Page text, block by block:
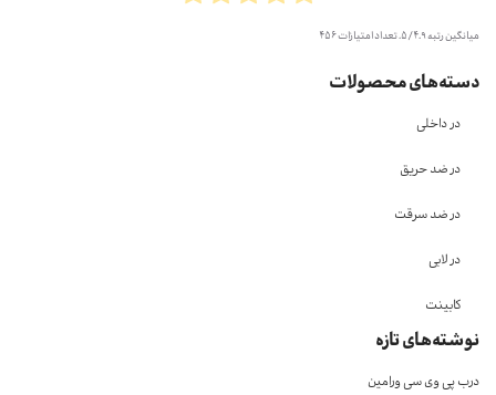
دسته‌های محصولات
در داخلی
در ضد حریق
در ضد سرقت
در لابی
کابینت
نوشته‌های تازه
درب پی وی سی ورامین
میانگین رتبه4.9/ 5. تعداد امتیازات 456